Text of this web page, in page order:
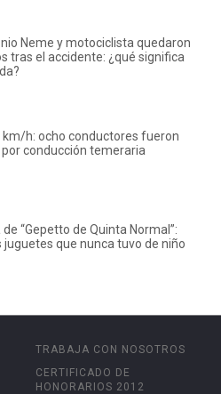
Neme y motociclista quedaron
tras el accidente: ¿qué significa
km/h: ocho conductores fueron
conducción temeraria
de “Gepetto de Quinta Normal”:
juguetes que nunca tuvo de niño
TRABAJA CON NOSOTROS
CERTIFICADO DE
HONORARIOS 2012